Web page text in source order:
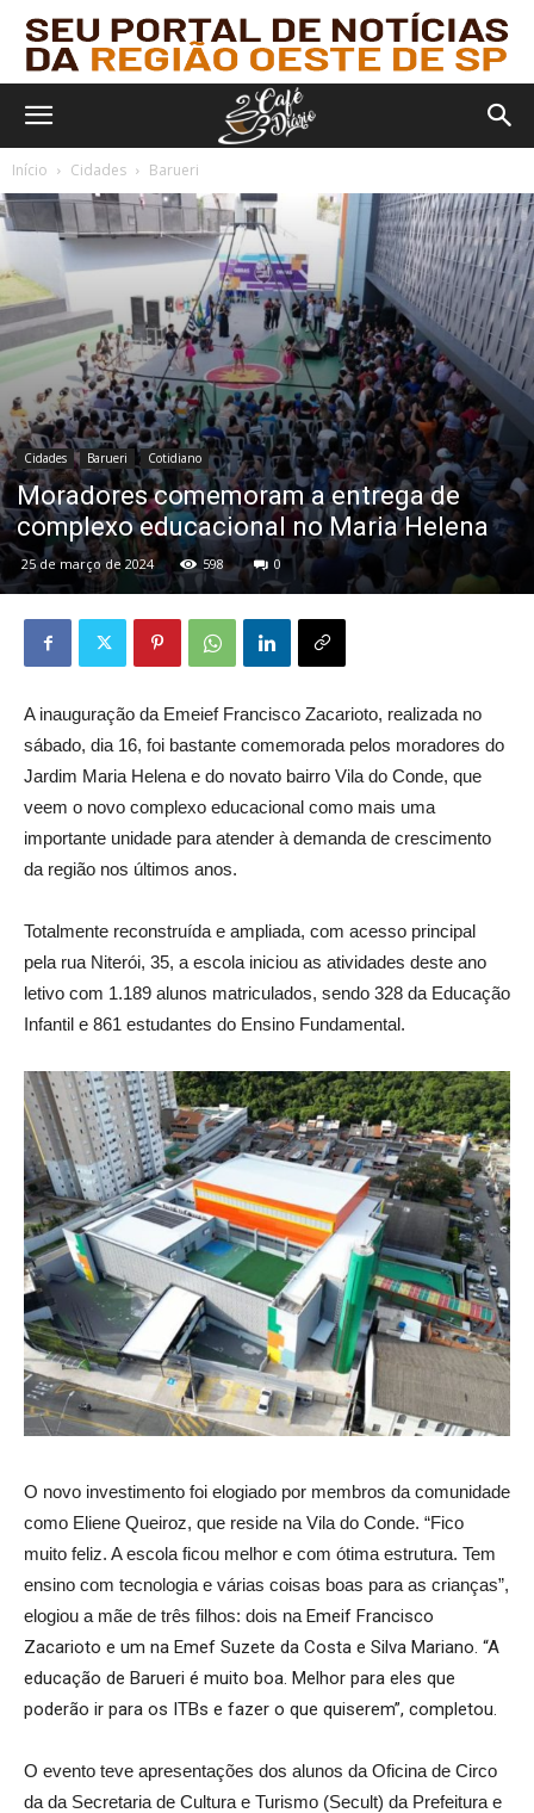
Início Cidades Barueri
Cidades Barueri Cotidiano
Moradores comemoram a entrega de
complexo educacional no Maria Helena
25 de março de 2024 598 0
A inauguração da Emeief Francisco Zacarioto, realizada no
sábado, dia 16, foi bastante comemorada pelos moradores do
Jardim Maria Helena e do novato bairro Vila do Conde, que
veem o novo complexo educacional como mais uma
importante unidade para atender à demanda de crescimento
da região nos últimos anos.
Totalmente reconstruída e ampliada, com acesso principal
pela rua Niterói, 35, a escola iniciou as atividades deste ano
letivo com 1.189 alunos matriculados, sendo 328 da Educação
Infantil e 861 estudantes do Ensino Fundamental.
O novo investimento foi elogiado por membros da comunidade
como Eliene Queiroz, que reside na Vila do Conde. “Fico
muito feliz. A escola ficou melhor e com ótima estrutura. Tem
ensino com tecnologia e várias coisas boas para as crianças”,
elogiou a mãe de três filhos: dois na Emeif Francisco
Zacarioto e um na Emef Suzete da Costa e Silva Mariano. “A
educação de Barueri é muito boa. Melhor para eles que
poderão ir para os ITBs e fazer o que quiserem”, completou.
O evento teve apresentações dos alunos da Oficina de Circo
da da Secretaria de Cultura e Turismo (Secult) da Prefeitura e